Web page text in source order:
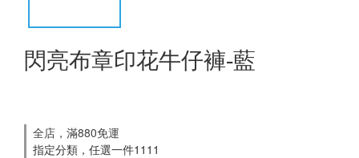
閃亮布章印花牛仔褲-藍
全店，滿880免運
指定分類，任選一件1111